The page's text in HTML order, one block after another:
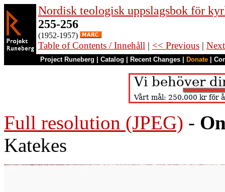
Nordisk teologisk uppslagsbok för
255-256
(1952-1957)
Table of Contents / Innehåll | << Previous |
Project Runeberg Catalog Recent Changes Donate
Full resolution (JPEG) -
Katekes